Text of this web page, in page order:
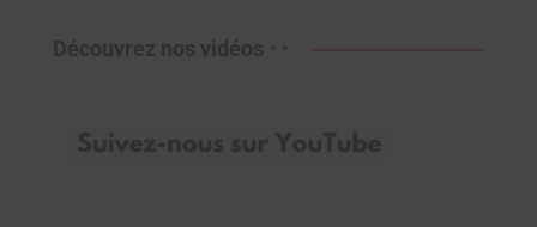
Découvrez nos vidéos